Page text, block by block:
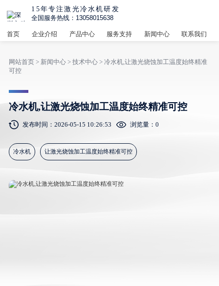
15年专注激光冷水机研发
全国服务热线：13058015638
首页 企业介绍 产品中心 服务支持 新闻中心 联系我们
网站首页> 新闻中心> 技术中心> 冷水机,让激光烧蚀加工温度始终精准
可控
冷水机,让激光烧蚀加工温度始终精准可控
发布时间：2026-05-15 10:26:53 浏览量： 0
冷水机 让激光烧蚀加工温度始终精准可控